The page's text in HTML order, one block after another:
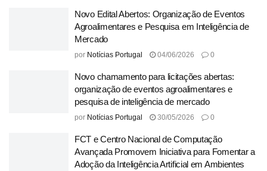
Novo Edital Abertos: Organização de Eventos
Agroalimentares e Pesquisa em Inteligência de
Mercado
por Notícias Portugal 04/06/2026 0
Novo chamamento para licitações abertas:
organização de eventos agroalimentares e
pesquisa de inteligência de mercado
por Notícias Portugal 30/05/2026 0
FCT e Centro Nacional de Computação
Avançada Promovem Iniciativa para Fomentar a
Adoção da Inteligência Artificial em Ambientes